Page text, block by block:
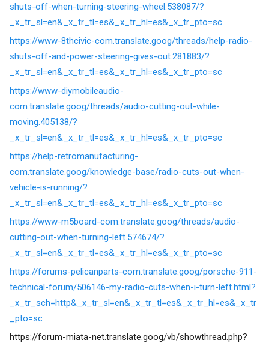
shuts-off-when-turning-steering-wheel.538087/?
_x_tr_sl=en&_x_tr_tl=es&_x_tr_hl=es&_x_tr_pto=sc
https://www-8thcivic-com.translate.goog/threads/help-radio-
shuts-off-and-power-steering-gives-out.281883/?
_x_tr_sl=en&_x_tr_tl=es&_x_tr_hl=es&_x_tr_pto=sc
https://www-diymobileaudio-
com.translate.goog/threads/audio-cutting-out-while-
moving.405138/?
_x_tr_sl=en&_x_tr_tl=es&_x_tr_hl=es&_x_tr_pto=sc
https://help-retromanufacturing-
com.translate.goog/knowledge-base/radio-cuts-out-when-
vehicle-is-running/?
_x_tr_sl=en&_x_tr_tl=es&_x_tr_hl=es&_x_tr_pto=sc
https://www-m5board-com.translate.goog/threads/audio-
cutting-out-when-turning-left.574674/?
_x_tr_sl=en&_x_tr_tl=es&_x_tr_hl=es&_x_tr_pto=sc
https://forums-pelicanparts-com.translate.goog/porsche-911-
technical-forum/506146-my-radio-cuts-when-i-turn-left.html?
_x_tr_sch=http&_x_tr_sl=en&_x_tr_tl=es&_x_tr_hl=es&_x_tr
_pto=sc
https://forum-miata-net.translate.goog/vb/showthread.php?